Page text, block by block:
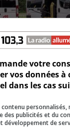
à 14h20
sa nouvelle
votre
vos données à
dans les cas
personnalisés,
des publicités et du
développement de